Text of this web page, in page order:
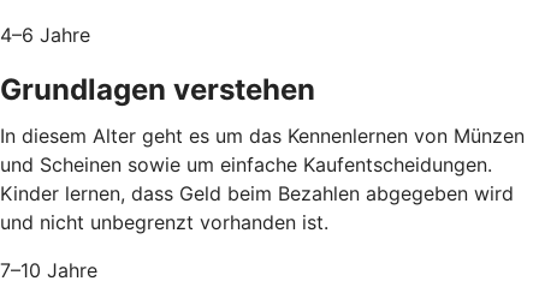
4–6 Jahre
Grundlagen verstehen
In diesem Alter geht es um das Kennenlernen von Münzen
und Scheinen sowie um einfache Kaufentscheidungen.
Kinder lernen, dass Geld beim Bezahlen abgegeben wird
und nicht unbegrenzt vorhanden ist.
7–10 Jahre